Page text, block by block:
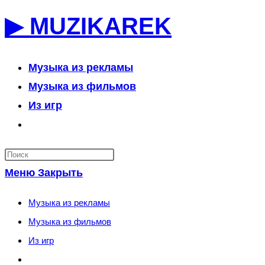
к▶ MUZIKAREK
Музыка из рекламы
Музыка из фильмов
Из игр
по
веб-
сайту
Меню Закрыть
Музыка из рекламы
Музыка из фильмов
Из игр